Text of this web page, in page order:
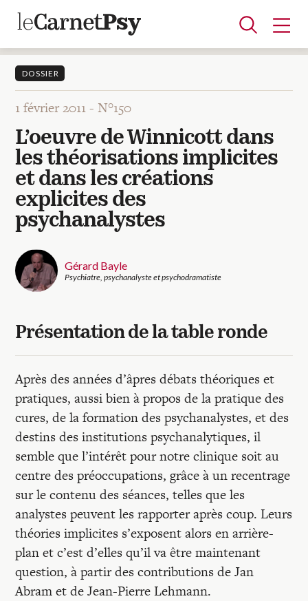
Articles
A la une
Adolescence
Dispositif
Enfance
Périnatalité
Psychanalyse
Psychopathologie
Soin
Dossiers
Auteurs
Blocs-notes
Entretiens
Revues
Colloque
Mon panier
Mon compte
DOSSIER
1 février 2011 -N°150
L’oeuvre de Winnicott dans
les théorisations implicites
et dans les créations
explicites des
psychanalystes
Gérard Bayle
Psychiatre, psychanalyste et psychodramatiste
Présentation de la table ronde
Après des années d’âpres débats théoriques et
pratiques, aussi bien à propos de la pratique des
cures, de la formation des psychanalystes, et des
destins des institutions psychanalytiques, il
semble que l’intérêt pour notre clinique soit au
centre des préoccupations, grâce à un recentrage
sur le contenu des séances, telles que les
analystes peuvent les rapporter après coup. Leurs
théories implicites s’exposent alors en arrière-
plan et c’est d’elles qu’il va être maintenant
question, à partir des contributions de Jan
Abram et de Jean-Pierre Lehmann.